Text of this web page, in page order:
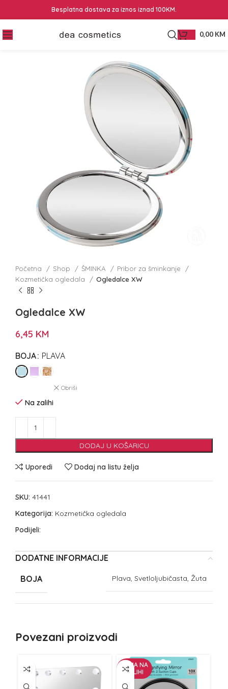
Besplatna dostava za iznos iznad 100KM.
0,00 KM
Početna Shop ŠMINKA
Pribor za šminkanje
Kozmetička ogledala
Ogledalce XW
Ogledalce XW
6,45 KM
BOJA PLAVA
Obriši
Na zalihi
DODAJ U KOŠARICU
Uporedi Dodaj na listu želja
SKU: 41441
Kategorija: Kozmetička ogledala
Podijeli:
DODATNE INFORMACIJE
BOJA Plava, Svetloljubičasta, Žuta
Povezani proizvodi
NEMA NA
ZALIHI